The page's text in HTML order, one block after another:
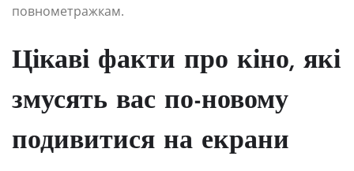
повнометражкам.
Цікаві факти про кіно, які
змусять вас по-новому
подивитися на екрани